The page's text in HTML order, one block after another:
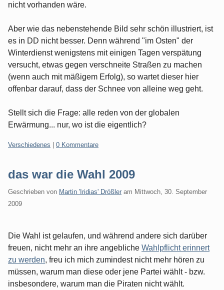
nicht vorhanden wäre.
Aber wie das nebenstehende Bild sehr schön illustriert, ist
es in DD nicht besser. Denn während "im Osten" der
Winterdienst wenigstens mit einigen Tagen verspätung
versucht, etwas gegen verschneite Straßen zu machen
(wenn auch mit mäßigem Erfolg), so wartet dieser hier
offenbar darauf, dass der Schnee von alleine weg geht.
Stellt sich die Frage: alle reden von der globalen
Erwärmung... nur, wo ist die eigentlich?
Kategorien:
Verschiedenes 0 Kommentare
das war die Wahl 2009
Geschrieben von Martin 'Iridias' Drößler am Mittwoch, 30. September
2009
Die Wahl ist gelaufen, und während andere sich darüber
freuen, nicht mehr an ihre angebliche Wahlpflicht erinnert
zu werden, freu ich mich zumindest nicht mehr hören zu
müssen, warum man diese oder jene Partei wählt - bzw.
insbesondere, warum man die Piraten nicht wählt.